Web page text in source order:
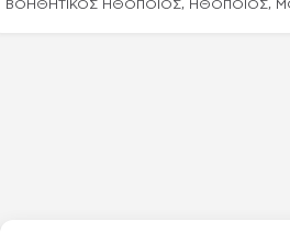
ΒΟΗΘΗΤΙΚΌΣ ΗΘΟΠΟΙΌΣ, ΗΘΟΠΟΙΌΣ,